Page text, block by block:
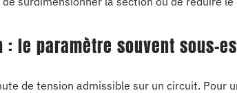
: le paramètre souvent sous-
de tension admissible sur un circuit. Pour